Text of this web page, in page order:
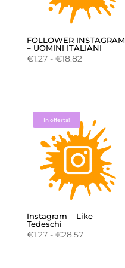
FOLLOWER INSTAGRAM
– UOMINI ITALIANI
€1.27 - €18.82Fascia
a
€18.82
In offerta!
Instagram – Like
Tedeschi
€1.27 - €28.57Fascia